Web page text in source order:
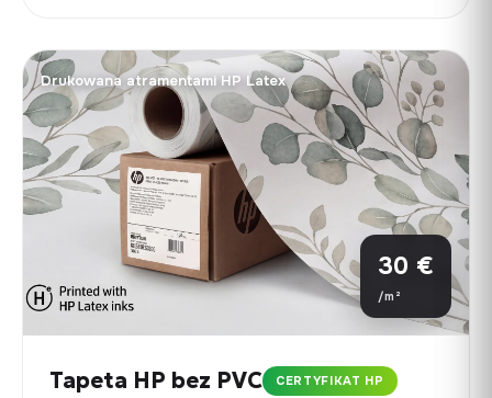
30 €
/m²
Drukowana atramentami HP Latex
Tapeta HP bez PVC CERTYFIKAT HP